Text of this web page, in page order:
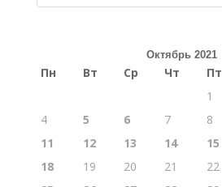
Октябрь 2021
Пн Вт Ср Чт Пт
1
4
5 6 7 8
11
12 13 14 15
18
19 20 21 22